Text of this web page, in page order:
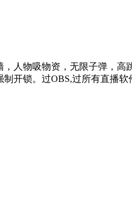
人物吸物资，无限子弹，
开锁。过OBS,过所有直播